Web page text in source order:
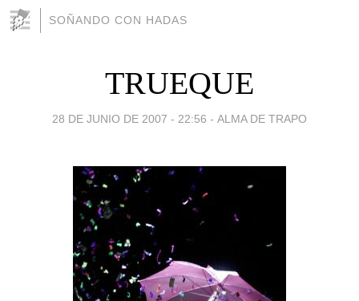
SOÑANDO CON HADAS
TRUEQUE
28 DE JUNIO DE 2007 - 22:56 - ALMA DE TRAPO